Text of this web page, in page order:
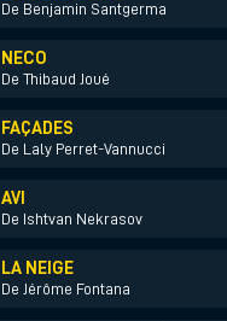
De Benjamin Santgerma
NECO
De Thibaud Joué
FAÇADES
De Laly Perret-Vannucci
AVI
De Ishtvan Nekrasov
LA NEIGE
De Jérôme Fontana